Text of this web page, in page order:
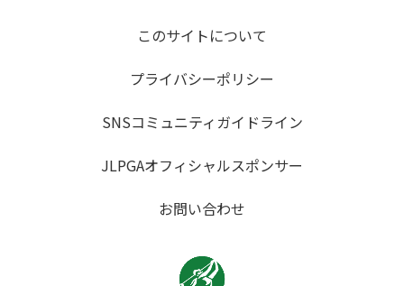
このサイトについて
プライバシーポリシー
SNSコミュニティガイドライン
JLPGAオフィシャルスポンサー
お問い合わせ